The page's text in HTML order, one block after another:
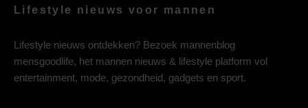
Lifestyle nieuws voor mannen
Lifestyle nieuws ontdekken? Bezoek mannenblog
mensgoodlife, het mannen nieuws & lifestyle platform vol
entertainment, mode, gezondheid, gadgets en sport.